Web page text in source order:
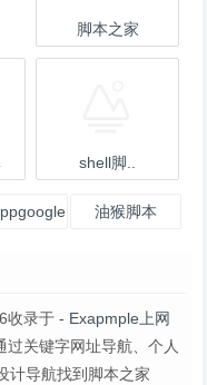
脚本之家
shell脚..
油猴脚本
收录于 - Exapmple上网
关键字网址导航、个人
计导航找到脚本之家